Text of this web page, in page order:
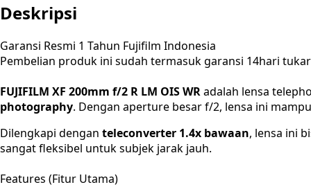
Deskripsi
Garansi Resmi 1 Tahun Fujifilm Indonesia
Pembelian produk ini sudah termasuk garansi 14hari tukar
FUJIFILM XF 200mm f/2 R LM OIS WRadalah lensa
photography. Dengan aperture besar f/2, lensa ini
Dilengkapi dengan teleconverter 1.4x bawaan, lensa ini
sangat fleksibel untuk subjek jarak jauh.
Features (Fitur Utama)